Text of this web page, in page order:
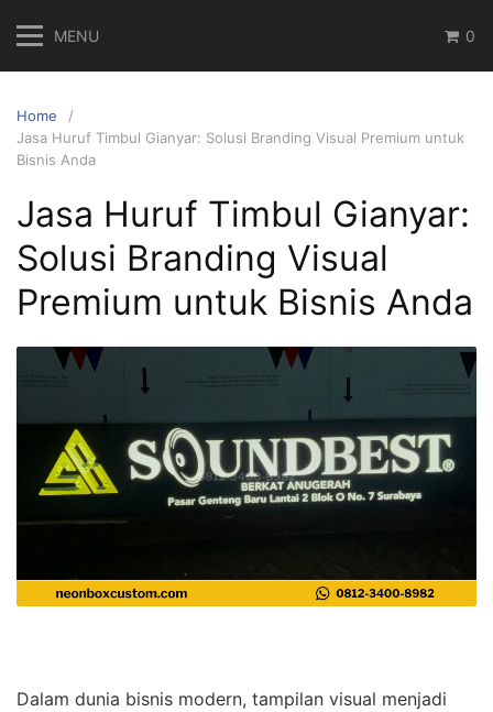
content
MENU 0
Home
Jasa Huruf Timbul Gianyar: Solusi Branding Visual Premium untuk
Bisnis Anda
Jasa Huruf Timbul Gianyar:
Solusi Branding Visual
Premium untuk Bisnis Anda
Dalam dunia bisnis modern, tampilan visual menjadi